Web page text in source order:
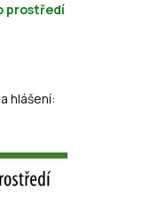
prostředí
hlášení: